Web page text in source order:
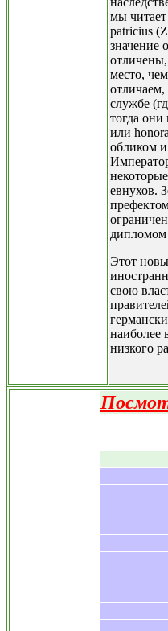
мы
patricius
значение
место,
службе
тогда они
или
обликом
евнухов.
дипломом
Этот
свою
наиболее
низкого